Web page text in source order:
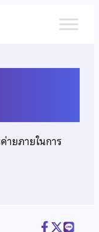
ายภายในการ